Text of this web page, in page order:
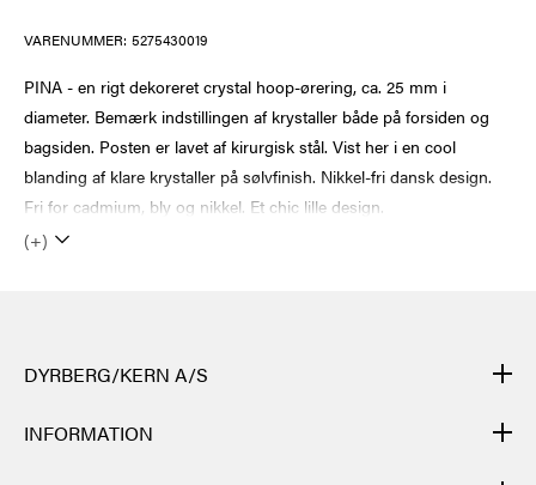
VARENUMMER: 5275430019
PINA - en rigt dekoreret crystal hoop-ørering, ca. 25 mm i
diameter. Bemærk indstillingen af krystaller både på forsiden og
bagsiden. Posten er lavet af kirurgisk stål. Vist her i en cool
blanding af klare krystaller på sølvfinish. Nikkel-fri dansk design.
Fri for cadmium, bly og nikkel. Et chic lille design.
(+)
DYRBERG/KERN A/S
DYRBERG/KERNs produkter er håndlagde og gjennomgår mange
ulike prosesser: fra støping, polering og emaljering av metallbasen
INFORMATION